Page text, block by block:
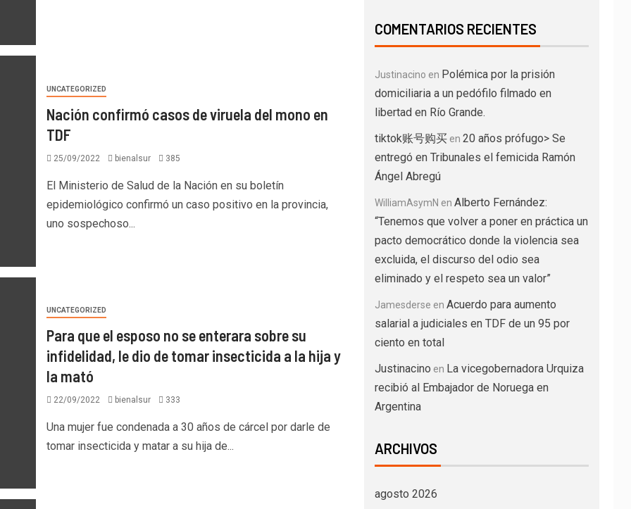
UNCATEGORIZED
Nación confirmó casos de viruela del mono en
TDF
25/09/2022 bienalsur 385
El Ministerio de Salud de la Nación en su boletín
epidemiológico confirmó un caso positivo en la provincia,
uno sospechoso...
UNCATEGORIZED
Para que el esposo no se enterara sobre su
infidelidad, le dio de tomar insecticida a la hija y
la mató
22/09/2022 bienalsur 333
Una mujer fue condenada a 30 años de cárcel por darle de
tomar insecticida y matar a su hija de...
COMENTARIOS RECIENTES
Justinacino en Polémica por la prisión
domiciliaria a un pedófilo filmado en
libertad en Río Grande.
tiktok账号购买en 20 años prófugo> Se
entregó en Tribunales el femicida Ramón
Ángel Abregú
WilliamAsymN en Alberto Fernández:
“Tenemos que volver a poner en práctica un
pacto democrático donde la violencia sea
excluida, el discurso del odio sea
eliminado y el respeto sea un valor”
Jamesderse en Acuerdo para aumento
salarial a judiciales en TDF de un 95 por
ciento en total
Justinacino en La vicegobernadora Urquiza
recibió al Embajador de Noruega en
Argentina
ARCHIVOS
agosto 2026